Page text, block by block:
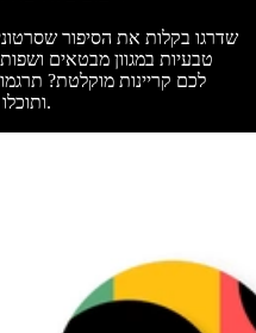
שדרגו בקלות את הסיפור
לכם קריינות מוקלטת?
Speechify Studio, ותוכלו להגיע לקהל עולמי.